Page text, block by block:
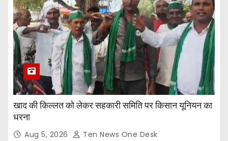
खाद की किल्लत को लेकर सहकारी समिति पर किसान यूनियन का
धरना
Aug 5, 2026 Ten News One Desk